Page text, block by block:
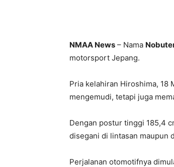
NMAA News – Nama
motorsport Jepang.
Pria kelahiran Hiroshima, 18
mengemudi, tetapi juga
Dengan postur tinggi 185,4
disegani di lintasan maupun
Perjalanan otomotifnya